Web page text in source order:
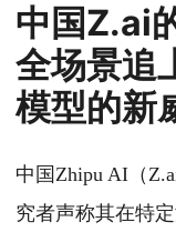
中国Z.ai
全场景
模型的新
中国Zhipu AI（
究者声称其在特